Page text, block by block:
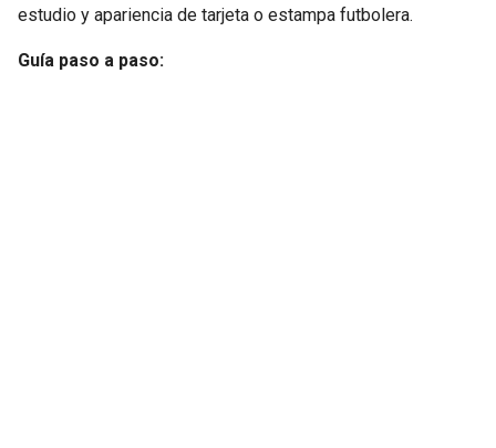
estudio y apariencia de tarjeta o estampa futbolera.
Guía paso a paso: